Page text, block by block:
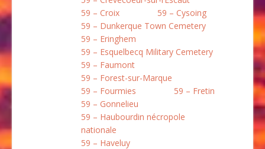
59 – Croix
59 – Cysoing
59 – Dunkerque Town Cemetery
59 – Eringhem
59 – Esquelbecq Military Cemetery
59 – Faumont
59 – Forest-sur-Marque
59 – Fourmies
59 – Fretin
59 – Gonnelieu
59 – Haubourdin nécropole
nationale
59 – Haveluy